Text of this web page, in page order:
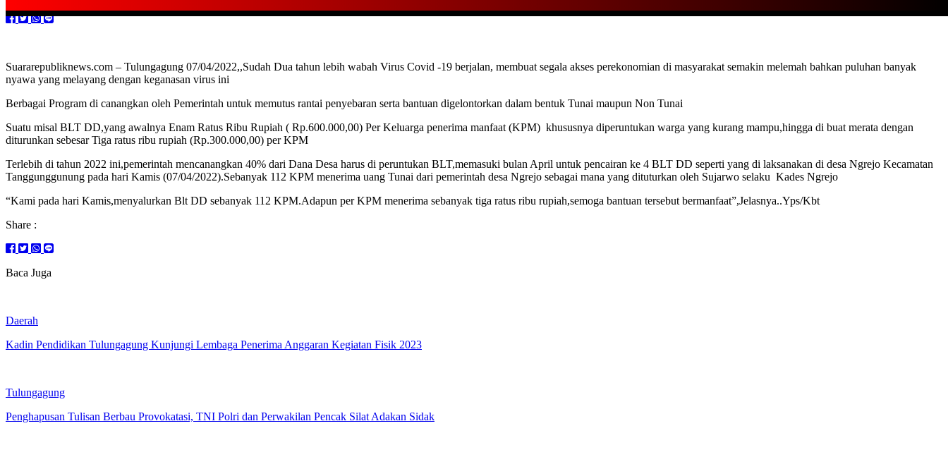
Suararepubliknews.com – Tulungagung 07/04/2022,,Sudah Dua tahun lebih wabah Virus Covid -19 berjalan, membuat segala akses perekonomian di masyarakat semakin melemah bahkan puluhan banyak
nyawa yang melayang dengan keganasan virus ini
Berbagai Program di canangkan oleh Pemerintah untuk memutus rantai penyebaran serta bantuan digelontorkan dalam bentuk Tunai maupun Non Tunai
Suatu misal BLT DD,yang awalnya Enam Ratus Ribu Rupiah ( Rp.600.000,00) Per Keluarga penerima manfaat (KPM) khususnya diperuntukan warga yang kurang mampu,hingga di buat merata dengan
diturunkan sebesar Tiga ratus ribu rupiah (Rp.300.000,00) per KPM
Terlebih di tahun 2022 ini,pemerintah mencanangkan 40% dari Dana Desa harus di peruntukan BLT,memasuki bulan April untuk pencairan ke 4 BLT DD seperti yang di laksanakan di desa Ngrejo Kecamatan
Tanggunggunung pada hari Kamis (07/04/2022).Sebanyak 112 KPM menerima uang Tunai dari pemerintah desa Ngrejo sebagai mana yang dituturkan oleh Sujarwo selaku Kades Ngrejo
“Kami pada hari Kamis,menyalurkan Blt DD sebanyak 112 KPM.Adapun per KPM menerima sebanyak tiga ratus ribu rupiah,semoga bantuan tersebut bermanfaat”,Jelasnya..Yps/Kbt
Share :
Baca Juga
Daerah
Kadin Pendidikan Tulungagung Kunjungi Lembaga Penerima Anggaran Kegiatan Fisik 2023
Tulungagung
Penghapusan Tulisan Berbau Provokatasi, TNI Polri dan Perwakilan Pencak Silat Adakan Sidak